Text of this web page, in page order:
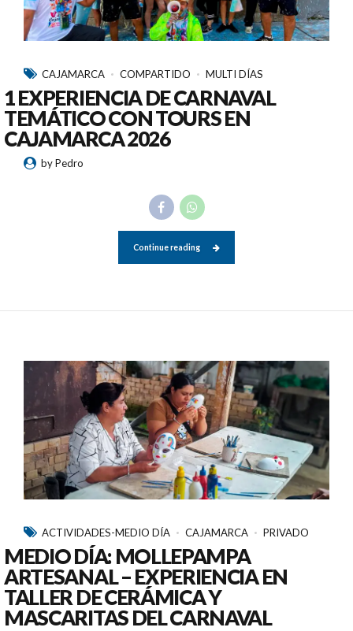
CAJAMARCA COMPARTIDO MULTI DÍAS
1 EXPERIENCIA DE CARNAVAL
TEMÁTICO CON TOURS EN
CAJAMARCA 2026
by Pedro
Continue reading
ACTIVIDADES-MEDIO DÍA CAJAMARCA PRIVADO
MEDIO DÍA: MOLLEPAMPA
ARTESANAL – EXPERIENCIA EN
TALLER DE CERÁMICA Y
MASCARITAS DEL CARNAVAL